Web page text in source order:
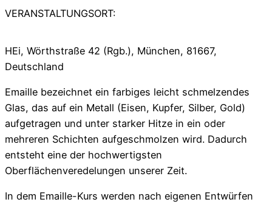
VERANSTALTUNGSORT:
HEi, Wörthstraße 42 (Rgb.), München, 81667,
Deutschland
Emaille bezeichnet ein farbiges leicht schmelzendes
Glas, das auf ein Metall (Eisen, Kupfer, Silber, Gold)
aufgetragen und unter starker Hitze in ein oder
mehreren Schichten aufgeschmolzen wird. Dadurch
entsteht eine der hochwertigsten
Oberflächenveredelungen unserer Zeit.
In dem Emaille-Kurs werden nach eigenen Entwürfen